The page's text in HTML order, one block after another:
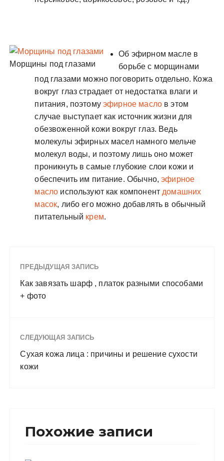
Морщины под глазами
Об эфирном масле в
борьбе с морщинами
под глазами можно поговорить отдельно. Кожа
вокруг глаз страдает от недостатка влаги и
питания, поэтомуэфирное масло в этом
случае выступает как источник жизни для
обезвоженной кожи вокруг глаз. Ведь
молекулы эфирных масел намного мельче
молекул воды, и поэтому лишь оно может
проникнуть в самые глубокие слои кожи и
обеспечить им питание. Обычно,эфирное
масло используют как компонент домашних
масок, либо его можно добавлять в обычный
питательный крем.
ПРЕДЫДУЩАЯ ЗАПИСЬ
Как завязать шарф , платок разными способами
+ фото
СЛЕДУЮЩАЯ ЗАПИСЬ
Сухая кожа лица : причины и решение сухости
кожи
Похожие записи